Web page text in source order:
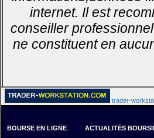
internet. Il est
conseiller
ne constituent en
trader-
BOURSE EN LIGNE
ACTUALITÉS